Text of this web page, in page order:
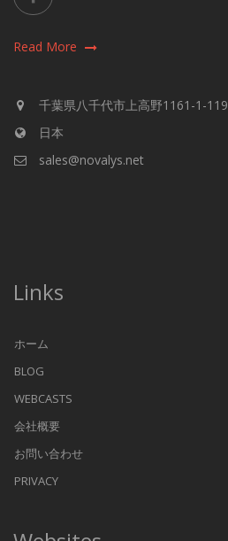
Read More
千葉県八千代市上高野1161-1-119
日本
sales@novalys.net
Links
ホーム
BLOG
WEBCASTS
会社概要
お問い合わせ
PRIVACY